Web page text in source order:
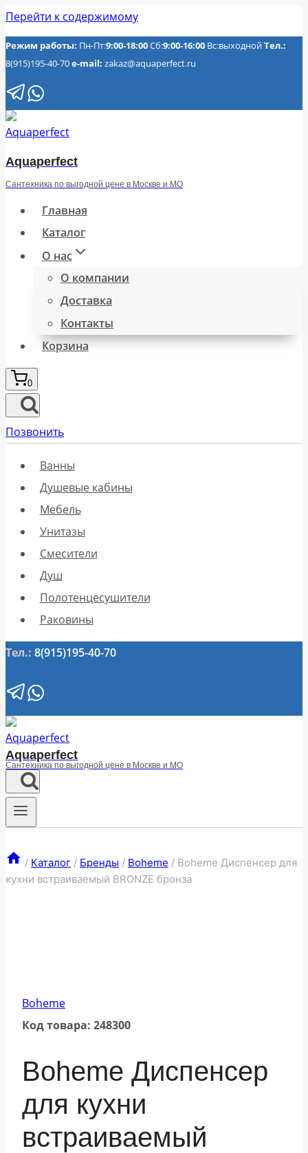
Перейти к содержимому
Режим работы: Пн-Пт:9:00-18:00Сб:9:00-16:00 Вс:выходнойТел.:
8(915)195-40-70e-mail: zakaz@aquaperfect.ru
Aquaperfect
Сантехника по выгодной цене в Москве и МО
Главная
Каталог
О нас
О компании
Доставка
Контакты
Корзина
0
Позвонить
Ванны
Душевые кабины
Мебель
Унитазы
Смесители
Душ
Полотенцесушители
Раковины
Тел.: 8(915)195-40-70
Aquaperfect
Сантехника по выгодной цене в Москве и МО
/ Каталог / Бренды / Boheme / Boheme Диспенсер для
кухни встраиваемый BRONZE бронза
Boheme
Код товара: 248300
Boheme Диспенсер
для кухни
встраиваемый